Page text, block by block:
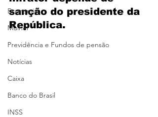
Economia
Mulher
Previdência e Fundos de pensão
Notícias
Caixa
Banco do Brasil
INSS
sanção do presidente da
República.